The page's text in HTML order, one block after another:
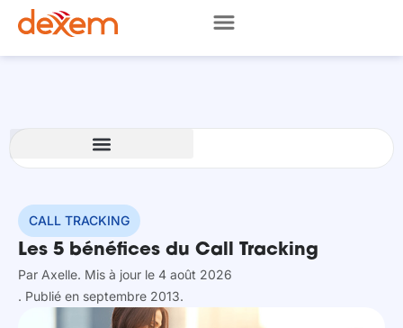
CALL TRACKING
Les 5 bénéfices du Call Tracking
Par Axelle. Mis à jour le 4 août 2026
. Publié en septembre 2013.